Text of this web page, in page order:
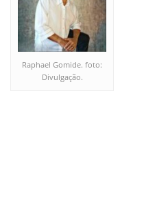
Raphael Gomide. foto:
Divulgação.